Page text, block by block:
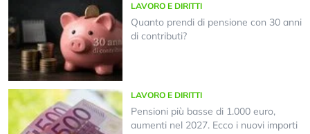
LAVORO E DIRITTI
Quanto prendi di pensione con 30 anni
di contributi?
LAVORO E DIRITTI
Pensioni più basse di 1.000 euro,
aumenti nel 2027. Ecco i nuovi importi